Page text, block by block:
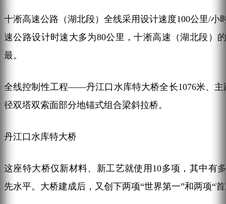
十淅高速公路（湖北段）全线采用设计速度100公里/小
速公路设计时速大多为80公里，十淅高速（湖北段）
最。
全线控制性工程——丹江口水库特大桥全长1076米、主
径双塔双索面部分地锚式组合梁斜拉桥。
丹江口水库特大桥
这座特大桥仅新材料、新工艺就使用10多项，其中有
先水平。大桥建成后，又创下两项“世界第一”和两项“